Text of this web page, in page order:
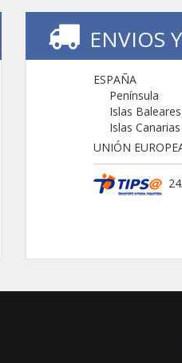
ENVIOS
ESPAÑA
Península
Islas Baleares
Islas Canarias
UNIÓN